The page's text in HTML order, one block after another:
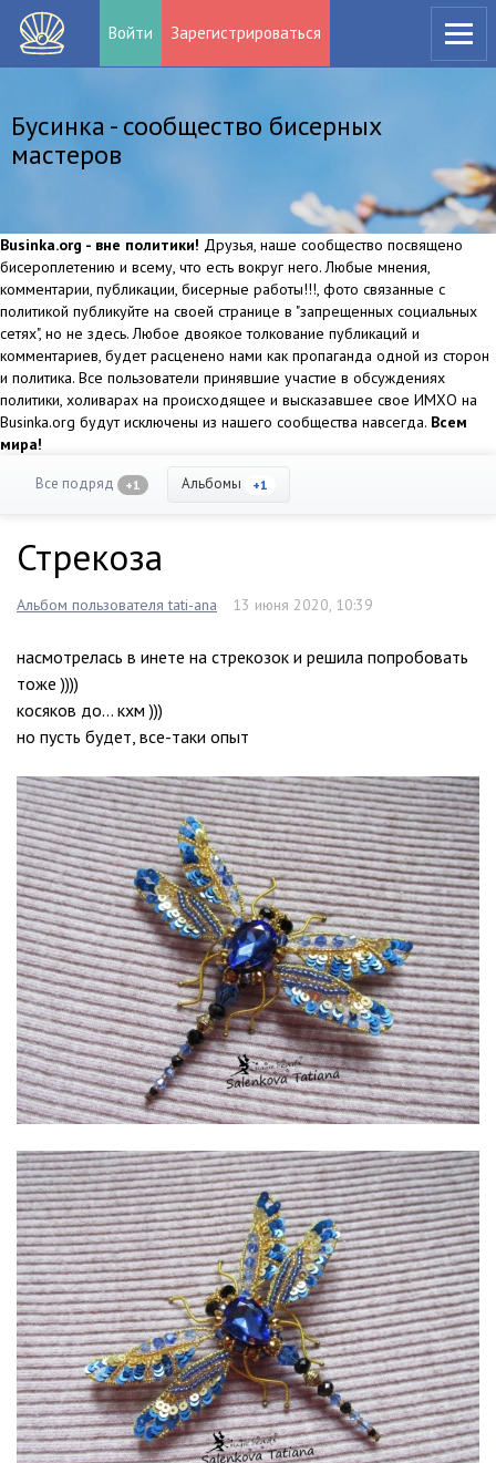
Войти Зарегистрироваться
Бусинка - сообщество бисерных
мастеров
Businka.org - вне политики! Друзья, наше сообщество посвящено
бисероплетению и всему, что есть вокруг него. Любые мнения,
комментарии, публикации, бисерные работы!!!, фото связанные с
политикой публикуйте на своей странице в "запрещенных социальных
сетях", но не здесь. Любое двоякое толкование публикаций и
комментариев, будет расценено нами как пропаганда одной из сторон
и политика. Все пользователи принявшие участие в обсуждениях
политики, холиварах на происходящее и высказавшее свое ИМХО на
Businka.org будут исключены из нашего сообщества навсегда. Всем
мира!
Все подряд +1 Альбомы +1
Стрекоза
Альбом пользователя tati-ana 13 июня 2020, 10:39
насмотрелась в инете на стрекозок и решила попробовать
тоже ))))
косяков до… кхм )))
но пусть будет, все-таки опыт